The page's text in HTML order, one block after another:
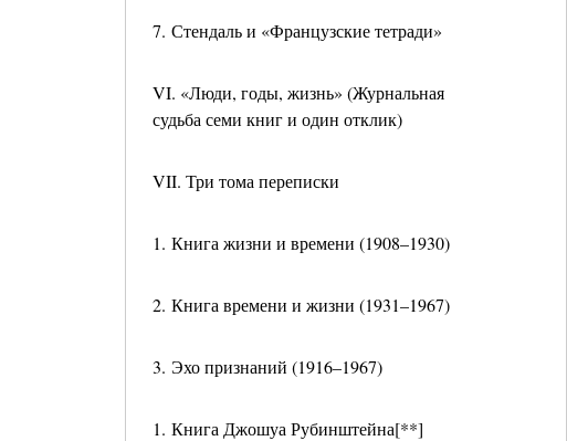
7. Стендаль и «Французские тетради»
VI. «Люди, годы, жизнь» (Журнальная
судьба семи книг и один отклик)
VII. Три тома переписки
1. Книга жизни и времени (1908–1930)
2. Книга времени и жизни (1931–1967)
3. Эхо признаний (1916–1967)
1. Книга Джошуа Рубинштейна[**]